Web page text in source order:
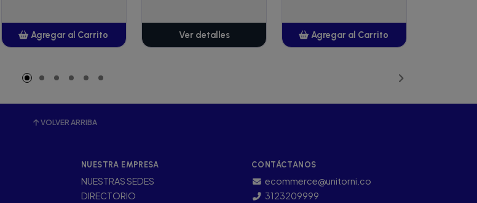
Agregar al Carrito Ver detalles Agregar al Carrito
VOLVER ARRIBA
NUESTRA EMPRESA
NUESTRAS SEDES
DIRECTORIO
CONTÁCTANOS
ecommerce@unitorni.co
3123209999